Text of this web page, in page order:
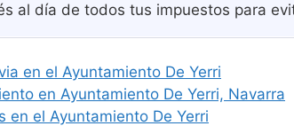
al día de todos tus impuestos para
en el Ayuntamiento De Yerri
en Ayuntamiento De Yerri, Navarra
en el Ayuntamiento De Yerri